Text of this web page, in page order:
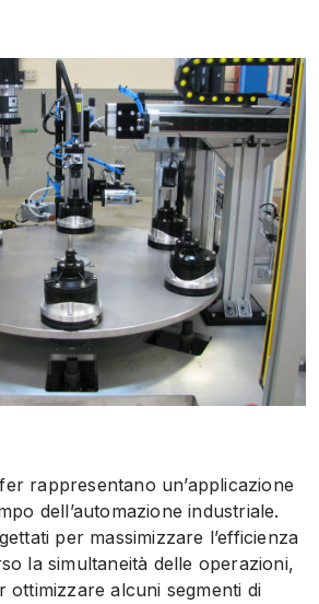
rappresentano un’applicazione
dell’automazione industriale.
per massimizzare l’efficienza
la simultaneità delle operazioni,
ottimizzare alcuni segmenti di